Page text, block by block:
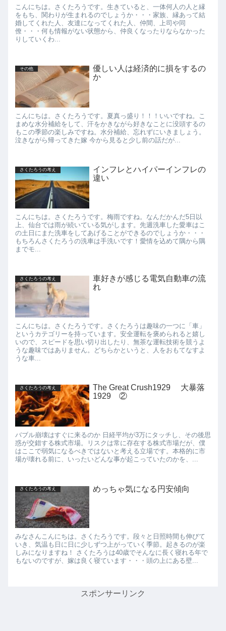
こんにちは。さくたろうです。生きていると、一体何人の人と縁
をもち、関わりが生まれるのでしょうか・・・家族、縁あって結
婚してくれた人、友達になってくれた人、仲間、上司や同
僚・・・何も情報がない状態から、仲良くなったりならなかった
りしていくわ...
その他
優しい人は経済的に損をするの
か
こんにちは。さくたろうです。夏真っ盛り！！！いいですね。こ
まめな水分補給をして、汗をかきながら好きなことに没頭するの
もこの季節の楽しみですね。水分補給、忘れずにいきましょう。
泣きながら帰ってきた嫁 今から見ると少し前の話だが...
さくたろうの考え
インフレとハイパーインフレの
違い
こんにちは。さくたろうです。梅雨ですね。なんだかんだ5日以
上、仙台では雨が続いている気がします。先週洗車した愛車はこ
の土日にまた洗車をしてあげることができるのでしょうか・・・
もちろんさくたろうの洗車は手洗いです！愛情を込めて隅から隅
までモ...
さくたろうの考え
車好きが感じる電気自動車の流
れ
こんにちは。さくたろうです。さくたろうは趣味の一つに「車」
というカテゴリーを持っています。安全運転を褒められると嬉し
いので、スピードを思い切り出したり、無茶な運転技術を競うよ
うな趣味ではありません。どちらかというと、人をおもてなすよ
うな車...
さくたろうの考え
The Great Crush1929 大暴落
1929 ②
バブル崩壊はすぐに来るのか 日経平均が3万にタッチし、その後思
惑が交錯する株式市場。リスクは常に存在する株式市場だが、僕
はここで弱気になるべきではないと考える立場です。本格的に市
場が壊れる前に、いったいどんな事が起こっていたのかを、...
さくたろうの考え めっちゃ気になる円安傾向
みなさんこんにちは。さくたろうです。段々と日照時間も伸びて
いき、気温も日に日に少しずつ上がっていく季節。起きるのが楽
しみになりますね！ さくたろうは40歳でそんなに長く寝れる年で
もないのですが、嫁は良く寝ています・・・頭の上にある壁...
スポンサーリンク